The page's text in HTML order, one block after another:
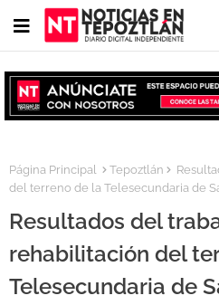
Página Principal Tepoztlán
del terreno de la Telesecundaria de
Resultados del
rehabilitación del
Telesecundaria de